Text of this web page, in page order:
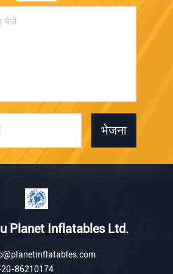
भेजना
Planet Inflatables Ltd.
86210174